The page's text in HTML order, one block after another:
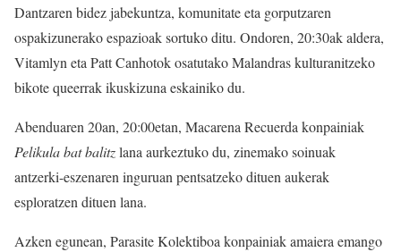
Dantzaren bidez jabekuntza, komunitate eta gorputzaren
ospakizunerako espazioak sortuko ditu. Ondoren, 20:30ak aldera,
Vitamlyn eta Patt Canhotok osatutako Malandras kulturanitzeko
bikote queerrak ikuskizuna eskainiko du.
Abenduaren 20an, 20:00etan, Macarena Recuerda konpainiak
Pelikula bat balitzlana aurkeztuko du, zinemako soinuak
antzerki-eszenaren inguruan pentsatzeko dituen aukerak
esploratzen dituen lana.
Azken egunean, Parasite Kolektiboa konpainiak amaiera emango